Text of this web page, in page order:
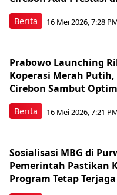
Berita 16 Mei 2026, 7:28
Berita
Prabowo Launching
Koperasi Merah
Cirebon Sambut
16 Mei 2026, 7:21
Sosialisasi MBG di
Pemerintah Pastikan
Program Tetap Terjaga